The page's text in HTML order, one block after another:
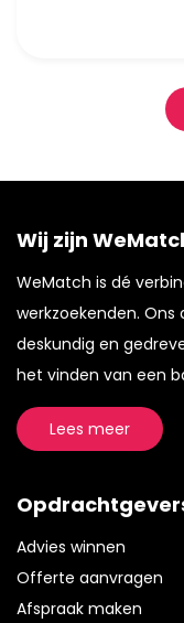
Wij zijn
WeMatch is dé
werkzoekenden.
deskundig en
het vinden van een
Lees meer
Advies winnen
Offerte aanvragen
Afspraak maken